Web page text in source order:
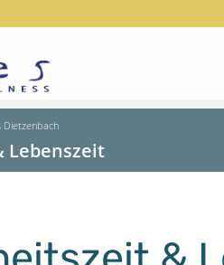
Dietzenbach
Lebenszeit